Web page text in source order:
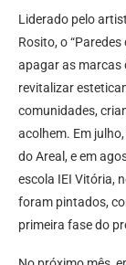
Liderado pelo
Rosito, o
apagar as marcas
revitalizar
comunidades,
acolhem. Em
do Areal, e em
escola IEI Vitória,
foram pintados,
primeira fase do